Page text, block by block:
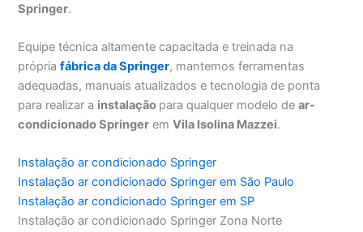
Springer.
Equipe técnica altamente capacitada e treinada na
própriafábrica da Springer, mantemos ferramentas
adequadas, manuais atualizados e tecnologia de ponta
para realizar a instalação para qualquer modelo dear-
condicionado Springer emVila Isolina Mazzei.
Instalação ar condicionado Springer
Instalação ar condicionado Springer em São Paulo
Instalação ar condicionado Springer em SP
Instalação ar condicionado Springer Zona Norte